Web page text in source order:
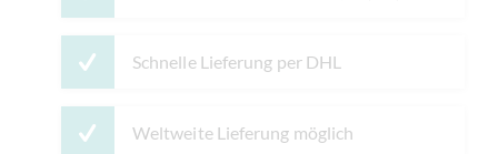
Schnelle Lieferung per DHL
Weltweite Lieferung möglich